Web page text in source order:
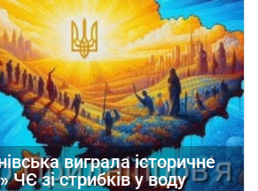
виграла історичне
ЧЄ зі стрибків у воду